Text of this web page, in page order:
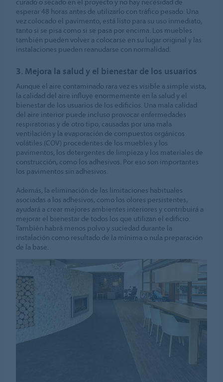
curado o secado en el proyecto y no hay necesidad de
esperar 48 horas antes de utilizarlo con tráfico pesado. Una
vez colocado el pavimento, está listo para su uso inmediato,
tanto si se pisa como si se pasa por encima. Los muebles
también pueden volver a colocarse en su lugar original y las
instalaciones pueden reanudarse con normalidad.
3. Mejora la salud y el bienestar de los usuarios
Aunque el aire contaminado rara vez es visible a simple vista,
la calidad del aire influye enormemente en la salud y el
bienestar de los usuarios de los edificios. Una mala calidad
del aire interior puede incluso provocar enfermedades
respiratorias y de otro tipo, causadas por una mala
ventilación y la evaporación de compuestos orgánicos
volátiles (COV) procedentes de los muebles y los
pavimentos, los detergentes de limpieza y los materiales de
construcción, como los adhesivos. Por eso son importantes
los pavimentos sin adhesivos.
Además, la eliminación de las limitaciones habituales
asociadas a los adhesivos, como los olores persistentes,
ayudará a crear mejores ambientes interiores y contribuirá a
mejorar el bienestar de todos los que utilizan el edificio.
También habrá menos polvo y suciedad durante la
instalación como resultado de la mínima o nula preparación
de la base.